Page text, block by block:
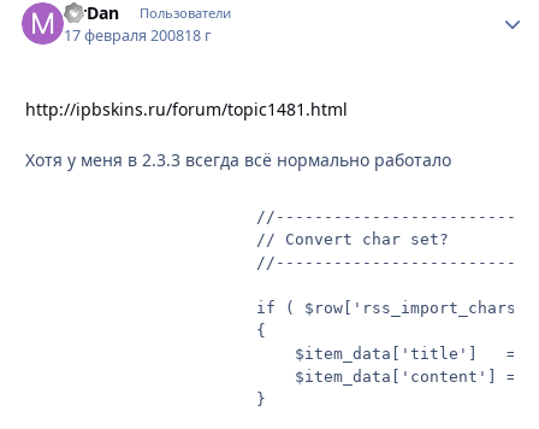
MrDan Пользователи
17 февраля 200818 г
http://ipbskins.ru/forum/topic1481.html
Хотя у меня в 2.3.3 всегда всё нормально работало